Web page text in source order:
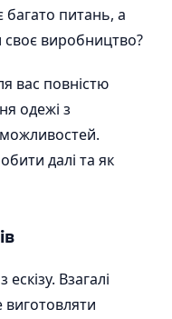
багато питань, а
виробництво?
вас повністю
одежі з
далі та як
Взагалі
виготовляти